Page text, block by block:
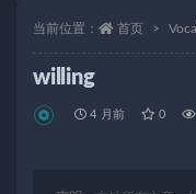
当前位置： 首页
willing
4 月前 0